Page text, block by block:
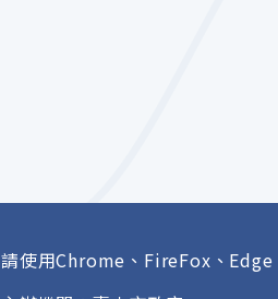
請使用Chrome、FireFox、